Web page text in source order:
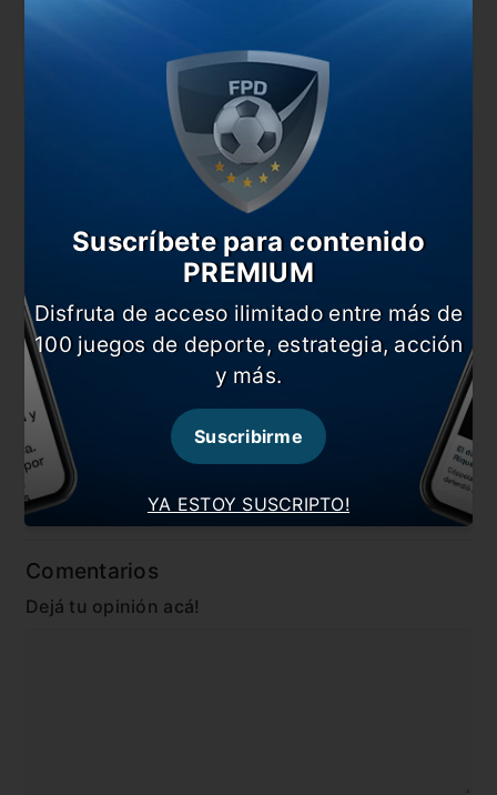
certamen continental?
También te puede interesar
¡Que bien Te-vez Boca!
Fin del sueño americano
Boca va con estos 11 en busca de la final
Tévez: “Lo importante es que no nos convirtieron
En esta nota:
#Boca #Carlos Tévez
#Copa Libertadores #Noticia
#Palermo #Riquelme
#Santos
Comentarios
Dejá tu opinión acá!
YA ESTOY SUSCRIPTO!
Suscríbete para contenido
PREMIUM
Disfruta de acceso ilimitado entre más de
100 juegos de deporte, estrategia, acción
y más.
Suscribirme